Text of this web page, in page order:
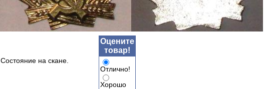
Состояние на скане.
Оцените
товар!
Отлично!
Хорошо